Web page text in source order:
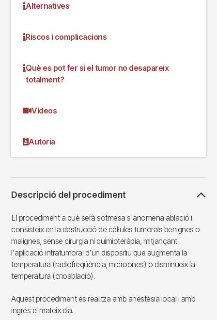
Alternatives
Riscos i complicacions
Què es pot fer si el tumor no desapareix
totalment?
Vídeos
Autoria
Descripció del procediment
El procediment a què serà sotmesa s'anomena ablació i
consisteix en la destrucció de cèl·lules tumorals benignes o
malignes, sense cirurgia ni quimioteràpia, mitjançant
l'aplicació intratumoral d'un dispositiu que augmenta la
temperatura (radiofreqüència, microones) o disminueix la
temperatura (crioablació).
Aquest procediment es realitza amb anestèsia local i amb
ingrés el mateix dia.